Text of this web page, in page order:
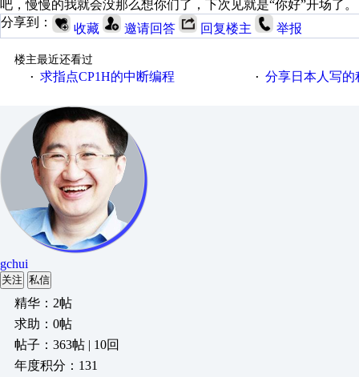
吧，慢慢的我就会没那么想你们了，下次见就是“你好”开场了。
分享到：
收藏 邀请回答 回复楼主 举报
楼主最近还看过
· 求指点CP1H的中断编程 · 分享日本人写的
gchui
关注 私信
精华：2帖
求助：0帖
帖子：363帖 | 10回
年度积分：131